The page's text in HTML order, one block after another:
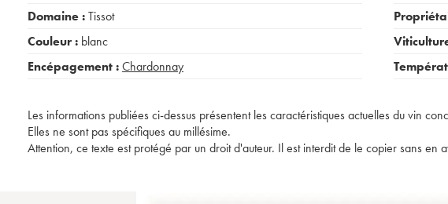
Domaine :Tissot
Couleur : blanc
Encépagement :Chardonnay
Les informations publiées ci-dessus présentent les caractéristiques actuelles du vin
Elles ne sont pas spécifiques au millésime.
Attention, ce texte est protégé par un droit d'auteur. Il est interdit de le copier sans en